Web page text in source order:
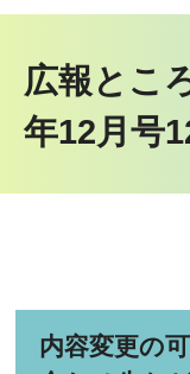
広報とこ
年12月号
内容変更の